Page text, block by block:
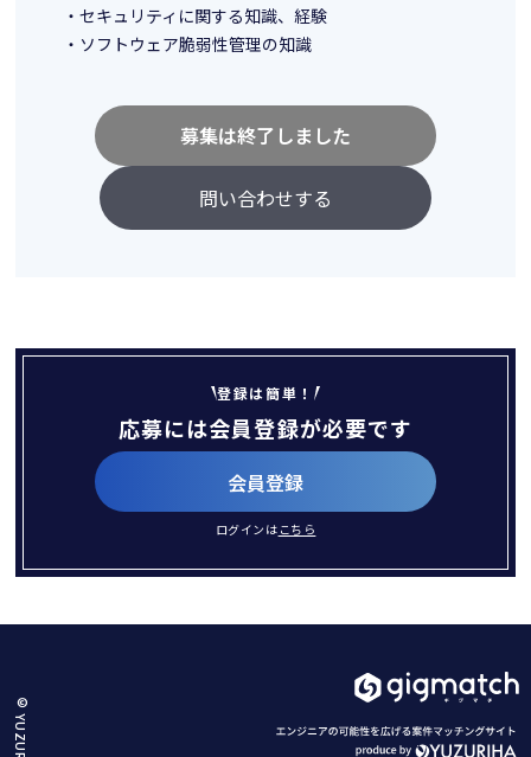
・セキュリティに関する知識、経験
・ソフトウェア脆弱性管理の知識
問い合わせする
募集は終了しました
登録は簡単！
応募には会員登録が必要です
会員登録
ログインは こちら